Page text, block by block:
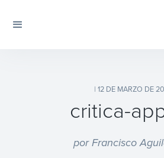
| 12 DE MARZO DE
critica-
por Francisco